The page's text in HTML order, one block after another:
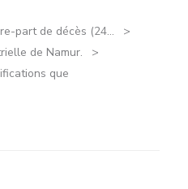
part de décès (24...
de Namur.
que